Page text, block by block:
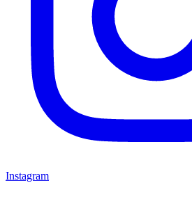
Instagram